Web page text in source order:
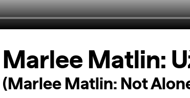
Marlee Matlin:
(Marlee Matlin: Not